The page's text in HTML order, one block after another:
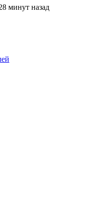
минут назад